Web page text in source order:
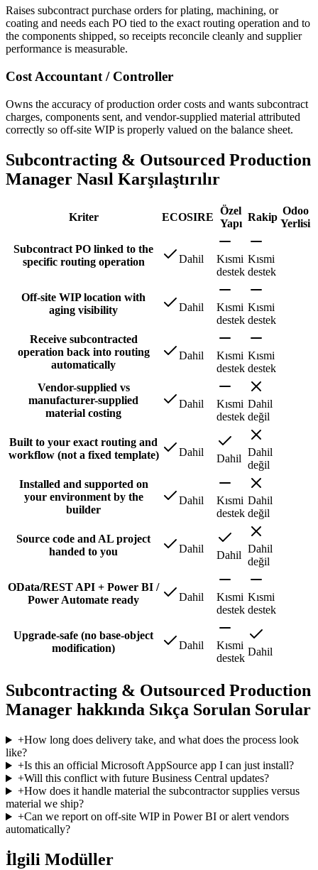
Raises subcontract purchase orders for plating, machining, or
coating and needs each PO tied to the exact routing operation and to
the components shipped, so receipts reconcile cleanly and supplier
performance is measurable.
Cost Accountant / Controller
Owns the accuracy of production order costs and wants subcontract
charges, components sent, and vendor-supplied material attributed
correctly so off-site WIP is properly valued on the balance sheet.
Subcontracting & Outsourced Production
Manager Nasıl Karşılaştırılır
Kriter ECOSIRE
Özel
Yapı
Rakip
Odoo
Yerlisi
Subcontract PO linked to the
specific routing operation
Dahil
Kısmi
destek
Kısmi
destek
Off-site WIP location with
aging visibility
Dahil
Kısmi
destek
Kısmi
destek
Receive subcontracted
operation back into routing
automatically
Dahil
Kısmi
destek
Kısmi
destek
Vendor-supplied vs
manufacturer-supplied
material costing
Dahil
Kısmi
destek
Dahil
değil
Built to your exact routing and
workflow (not a fixed template)
Dahil
Dahil
Dahil
değil
Installed and supported on
your environment by the
builder
Dahil
Kısmi
destek
Dahil
değil
Source code and AL project
handed to you
Dahil
Dahil
Dahil
değil
OData/REST API + Power BI /
Power Automate ready
Dahil
Kısmi
destek
Kısmi
destek
Upgrade-safe (no base-object
modification)
Dahil
Kısmi
destek
Dahil
Subcontracting & Outsourced Production
Manager hakkında Sıkça Sorulan Sorular
+How long does delivery take, and what does the process look
like?
+Is this an official Microsoft AppSource app I can just install?
+Will this conflict with future Business Central updates?
+How does it handle material the subcontractor supplies versus
material we ship?
+Can we report on off-site WIP in Power BI or alert vendors
automatically?
İlgili Modüller